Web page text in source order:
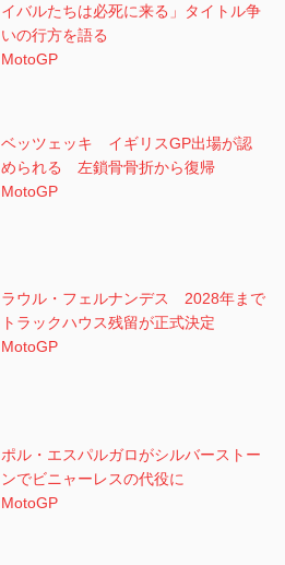
イバルたちは必死に来る」タイトル争
いの行方を語る
MotoGP
ベッツェッキ イギリスGP出場が認
められる 左鎖骨骨折から復帰
MotoGP
ラウル・フェルナンデス 2028年まで
トラックハウス残留が正式決定
MotoGP
ポル・エスパルガロがシルバーストー
ンでビニャーレスの代役に
MotoGP